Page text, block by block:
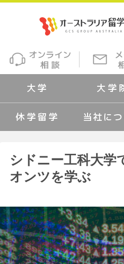
大学 大学
休学留学 当社に
シドニー工科大学
オンツを学ぶ